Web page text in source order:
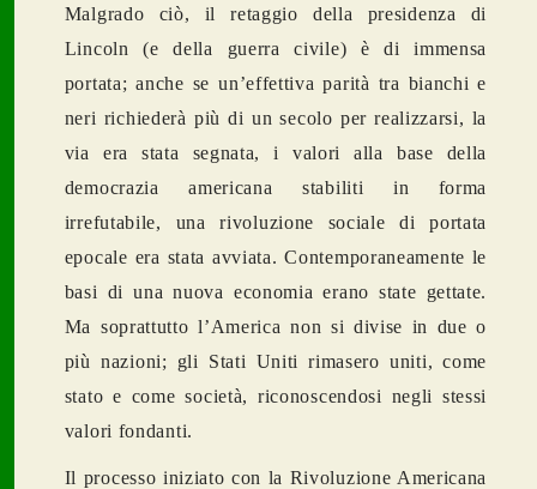
Malgrado ciò, il retaggio della presidenza di
Lincoln (e della guerra civile) è di immensa
portata; anche se un’effettiva parità tra bianchi e
neri richiederà più di un secolo per realizzarsi, la
via era stata segnata, i valori alla base della
democrazia americana stabiliti in forma
irrefutabile, una rivoluzione sociale di portata
epocale era stata avviata. Contemporaneamente le
basi di una nuova economia erano state gettate.
Ma soprattutto l’America non si divise in due o
più nazioni; gli Stati Uniti rimasero uniti, come
stato e come società, riconoscendosi negli stessi
valori fondanti.
Il processo iniziato con la Rivoluzione Americana